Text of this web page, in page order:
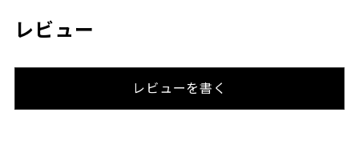
レビュー
レビューを書く